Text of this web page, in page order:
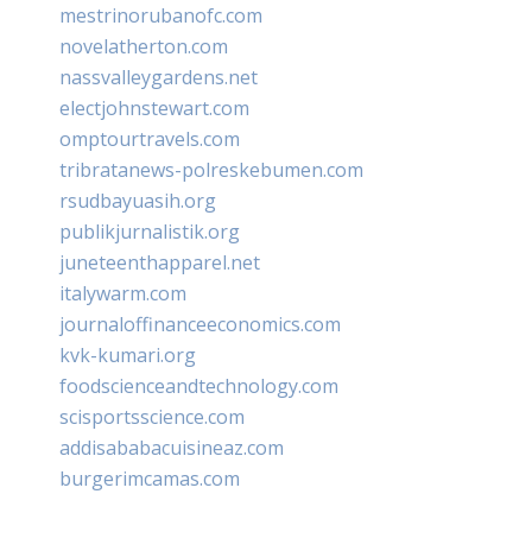
mestrinorubanofc.com
novelatherton.com
nassvalleygardens.net
electjohnstewart.com
omptourtravels.com
tribratanews-polreskebumen.com
rsudbayuasih.org
publikjurnalistik.org
juneteenthapparel.net
italywarm.com
journaloffinanceeconomics.com
kvk-kumari.org
foodscienceandtechnology.com
scisportsscience.com
addisababacuisineaz.com
burgerimcamas.com